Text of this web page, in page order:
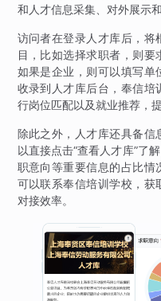
和人才信息采集、对外展示
访问者在登录人才库后，将
目，比如选择求职者，则要
如果是企业，则可以填写单
收录到人才库后台，奉信培
行岗位匹配以及就业推荐，
除此之外，人才库还具备信
以直接点击“查看人才库”了
职意向等重要信息的占比情
可以联系奉信培训学校，获
对接效率。